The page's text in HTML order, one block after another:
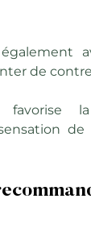
de
favorise